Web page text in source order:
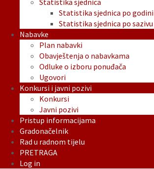
Statistika sjednica
Statistika sjednica po godini
Statistika sjednica po sazivu
Nabavke
Plan nabavki
Obavještenja o nabavkama
Odluke o izboru ponuđača
Ugovori
Konkursi i javni pozivi
Konkursi
Javni pozivi
Pristup informacijama
Gradonačelnik
Rad u radnom tijelu
PRETRAGA
Log in